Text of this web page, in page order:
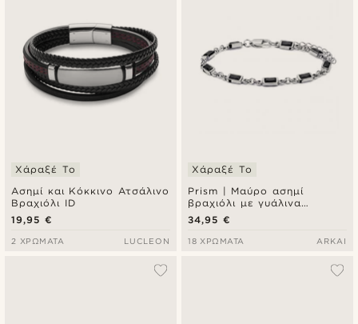
Ασημί και Κόκκινο Ατσάλινο
Βραχιόλι ID
Χάραξέ Το
19,95 €
2 ΧΡΏΜΑΤΑ LUCLEON
Prism | Μαύρο ασημί
βραχιόλι με γυάλινα
κρυσταλλάκια
Χάραξέ Το
34,95 €
18 ΧΡΏΜΑΤΑ ARKAI